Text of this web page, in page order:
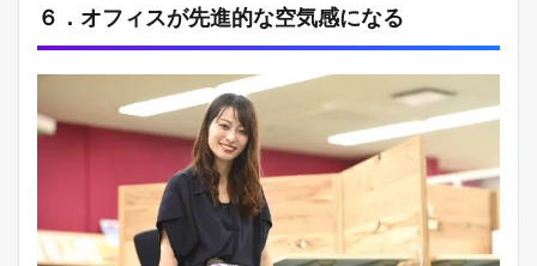
６．オフィスが先進的な空気感になる